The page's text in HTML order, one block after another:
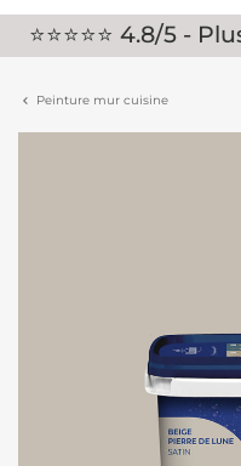
⭐⭐⭐⭐⭐ 4.8/5 -
Peinture mur cuisine